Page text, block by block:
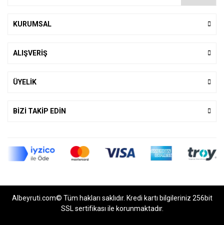
KURUMSAL
ALIŞVERİŞ
ÜYELİK
BİZİ TAKİP EDİN
Albeyruti.com© Tüm hakları saklıdır. Kredi kartı bilgileriniz 256bit
SSL sertifikası ile korunmaktadır.